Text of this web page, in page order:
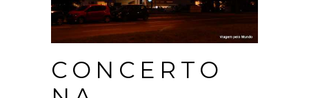
CONCERTO